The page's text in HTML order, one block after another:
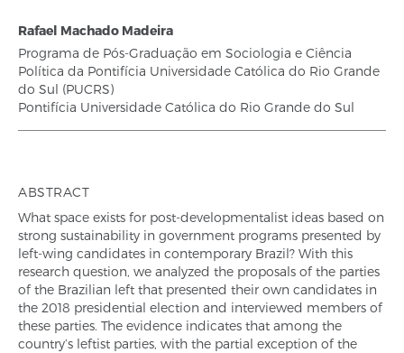
Rafael Machado Madeira
Programa de Pós-Graduação em Sociologia e Ciência
Política da Pontifícia Universidade Católica do Rio Grande
do Sul (PUCRS)
Pontifícia Universidade Católica do Rio Grande do Sul
ABSTRACT
What space exists for post-developmentalist ideas based on
strong sustainability in government programs presented by
left-wing candidates in contemporary Brazil? With this
research question, we analyzed the proposals of the parties
of the Brazilian left that presented their own candidates in
the 2018 presidential election and interviewed members of
these parties. The evidence indicates that among the
country’s leftist parties, with the partial exception of the